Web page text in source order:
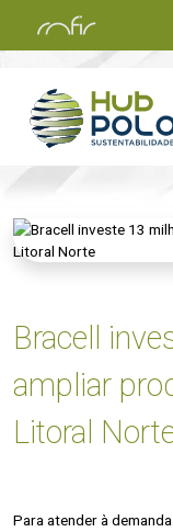
Bracell
ampliar
Litoral
Para atender à